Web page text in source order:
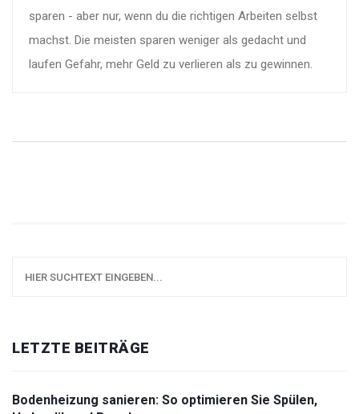
sparen - aber nur, wenn du die richtigen Arbeiten selbst
machst. Die meisten sparen weniger als gedacht und
laufen Gefahr, mehr Geld zu verlieren als zu gewinnen.
LETZTE BEITRÄGE
Bodenheizung sanieren: So optimieren Sie Spülen,